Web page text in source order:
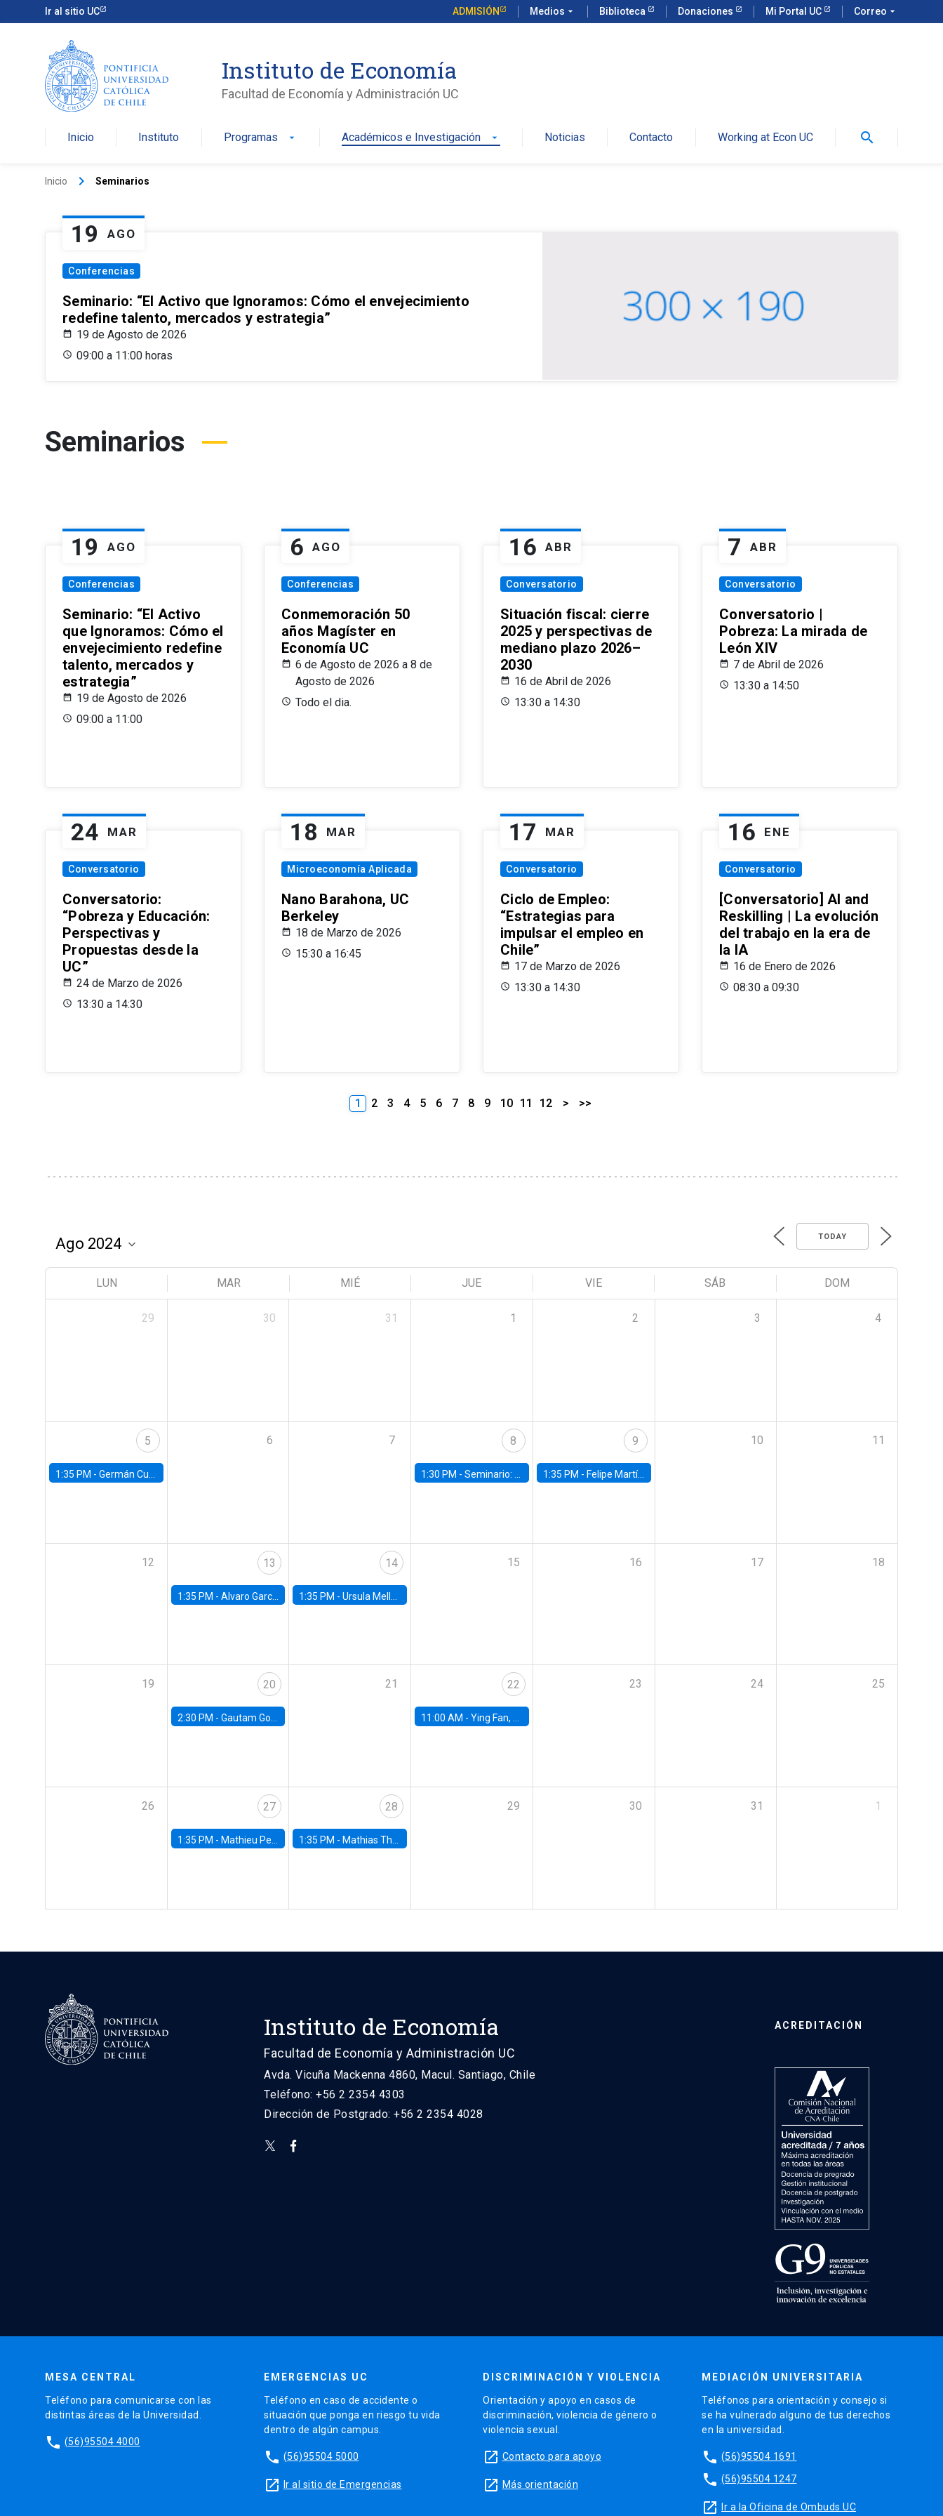
Ir al sitio UC ADMISIÓN Medios arrow_drop_down Biblioteca Donaciones Mi Portal UC Correo arrow_drop_down
Instituto de Economía
Facultad de Economía y Administración UC
Inicio Instituto Programas arrow_drop_down Académicos e Investigación arrow_drop_down Noticias Contacto Working at Econ UC search
Inicio keyboard_arrow_right Seminarios
19 AGO
Conferencias
Seminario: “El Activo que Ignoramos: Cómo el envejecimiento
redefine talento, mercados y estrategia”
19 de Agosto de 2026
09:00 a 11:00 horas
Seminarios
19 AGO
Conferencias
Seminario: “El Activo
que Ignoramos: Cómo el
envejecimiento redefine
talento, mercados y
estrategia”
19 de Agosto de 2026
09:00 a 11:00
6 AGO
Conferencias
Conmemoración 50
años Magíster en
Economía UC
6 de Agosto de 2026 a 8 de
Agosto de 2026
Todo el dia.
16 ABR
Conversatorio
Situación fiscal: cierre
2025 y perspectivas de
mediano plazo 2026–
2030
16 de Abril de 2026
13:30 a 14:30
7 ABR
Conversatorio
Conversatorio |
Pobreza: La mirada de
León XIV
7 de Abril de 2026
13:30 a 14:50
24 MAR
Conversatorio
Conversatorio:
“Pobreza y Educación:
Perspectivas y
Propuestas desde la
UC”
24 de Marzo de 2026
13:30 a 14:30
18 MAR
Microeconomía Aplicada
Nano Barahona, UC
Berkeley
18 de Marzo de 2026
15:30 a 16:45
17 MAR
Conversatorio
Ciclo de Empleo:
“Estrategias para
impulsar el empleo en
Chile”
17 de Marzo de 2026
13:30 a 14:30
16 ENE
Conversatorio
[Conversatorio] AI and
Reskilling | La evolución
del trabajo en la era de
la IA
16 de Enero de 2026
08:30 a 09:30
1 2 3 4 5 6 7 8 9 10 11 12 > >>
TODAY
LUN MAR MIÉ JUE VIE SÁB DOM
29 30 31 1 2 3 4
5
1:35 PM - Germán Cubas, University of Houston
6 7 8
1:30 PM -Seminario: “Recuperando la humanidad para progresar en la era de la IA»
9
1:35 PM - Felipe Martínez, alumno Doctorado en Economía UC
10 11
12 13
1:35 PM - Alvaro Garcia-Marin, Universidad de Los Andes
14
1:35 PM -Ursula Mello, Insper - Institute of Education and Research
15 16 17 18
19 20
2:30 PM - Gautam Gowrisankaran, Columbia University
21 22
11:00 AM -Ying Fan, University of Michigan
23 24 25
26 27
1:35 PM - Mathieu Pedemonte, IDB
28
1:35 PM - Mathias Thoenig, University of Lausanne
29 30 31 1
Instituto de Economía
Facultad de Economía y Administración UC
Avda. Vicuña Mackenna 4860, Macul. Santiago, Chile
Teléfono: +56 2 2354 4303
Dirección de Postgrado: +56 2 2354 4028
ACREDITACIÓN
MESA CENTRAL
Teléfono para comunicarse con las
distintas áreas de la Universidad.
phone (56)95504 4000
EMERGENCIAS UC
Teléfono en caso de accidente o
situación que ponga en riesgo tu vida
dentro de algún campus.
phone (56)95504 5000
launch Ir al sitio de Emergencias
DISCRIMINACIÓN Y VIOLENCIA
Orientación y apoyo en casos de
discriminación, violencia de género o
violencia sexual.
launch Contacto para apoyo
launch Más orientación
MEDIACIÓN UNIVERSITARIA
Teléfonos para orientación y consejo si
se ha vulnerado alguno de tus derechos
en la universidad.
phone (56)95504 1691
phone (56)95504 1247
launch Ir a la Oficina de Ombuds UC